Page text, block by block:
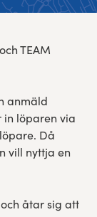
TEAM
anmäld
löparen via
Då
vill nyttja en
åtar sig att